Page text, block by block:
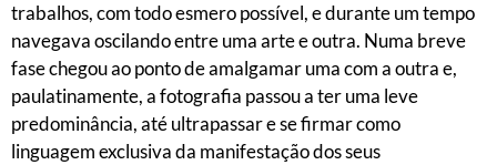
trabalhos, com todo esmero possível, e durante um tempo
navegava oscilando entre uma arte e outra. Numa breve
fase chegou ao ponto de amalgamar uma com a outra e,
paulatinamente, a fotografia passou a ter uma leve
predominância, até ultrapassar e se firmar como
linguagem exclusiva da manifestação dos seus